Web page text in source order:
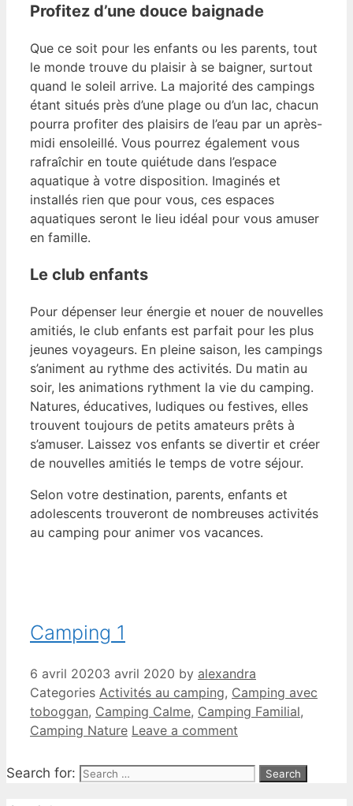
Profitez d’une douce baignade
Que ce soit pour les enfants ou les parents, tout
le monde trouve du plaisir à se baigner, surtout
quand le soleil arrive. La majorité des campings
étant situés près d’une plage ou d’un lac, chacun
pourra profiter des plaisirs de l’eau par un après-
midi ensoleillé. Vous pourrez également vous
rafraîchir en toute quiétude dans l’espace
aquatique à votre disposition. Imaginés et
installés rien que pour vous, ces espaces
aquatiques seront le lieu idéal pour vous amuser
en famille.
Le club enfants
Pour dépenser leur énergie et nouer de nouvelles
amitiés, le club enfants est parfait pour les plus
jeunes voyageurs. En pleine saison, les campings
s’animent au rythme des activités. Du matin au
soir, les animations rythment la vie du camping.
Natures, éducatives, ludiques ou festives, elles
trouvent toujours de petits amateurs prêts à
s’amuser. Laissez vos enfants se divertir et créer
de nouvelles amitiés le temps de votre séjour.
Selon votre destination, parents, enfants et
adolescents trouveront de nombreuses activités
au camping pour animer vos vacances.
Camping 1
6 avril 20203 avril 2020 by alexandra
Categories Activités au camping, Camping avec
toboggan, Camping Calme, Camping Familial,
Camping Nature Leave a comment
Search for: